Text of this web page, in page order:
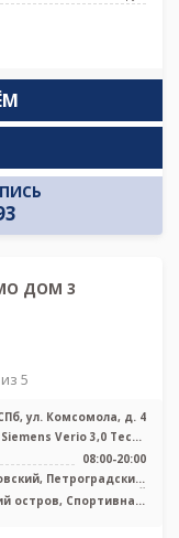
ДОМ 3
5
ул. Комсомола, д. 4
Verio 3,0 Тесла
полуоткрытого типа
08:00-20:00
Петроградский,
Приморский
остров, Спортивная,